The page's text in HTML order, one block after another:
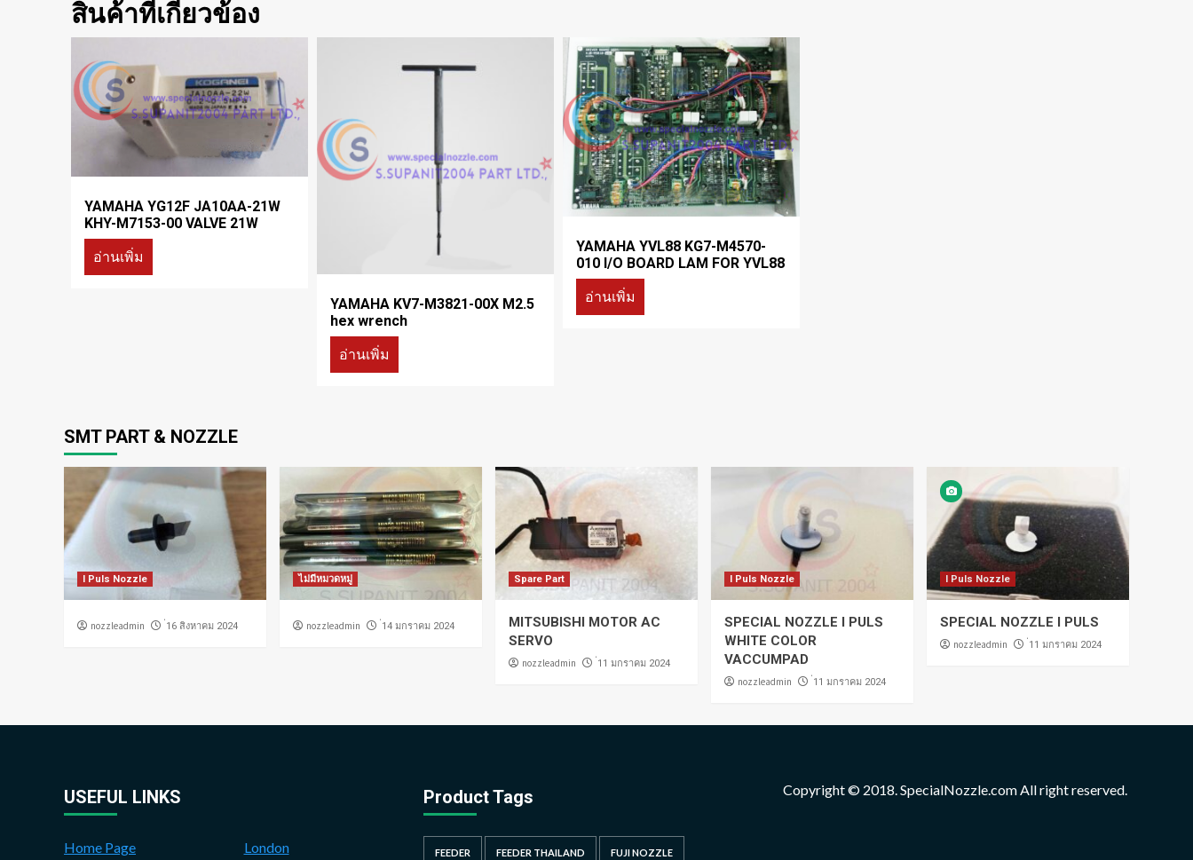
สินค้าที่เกี่ยวข้อง
YAMAHA YG12F JA10AA-21W
KHY-M7153-00 VALVE 21W
อ่านเพิ่ม
YAMAHA KV7-M3821-00X M2.5
hex wrench
อ่านเพิ่ม
YAMAHA YVL88 KG7-M4570-
010 I/O BOARD LAM FOR YVL88
อ่านเพิ่ม
SMT PART & NOZZLE
I Puls Nozzle
nozzleadmin ่16 สิงหาคม 2024
ไม่มีหมวดหมู่
nozzleadmin ่14 มกราคม 2024
Spare Part
MITSUBISHI MOTOR AC
SERVO
nozzleadmin ่11 มกราคม 2024
I Puls Nozzle
SPECIAL NOZZLE I PULS
WHITE COLOR
VACCUMPAD
nozzleadmin ่11 มกราคม 2024
I Puls Nozzle
SPECIAL NOZZLE I PULS
nozzleadmin ่11 มกราคม 2024
USEFUL LINKS
Home Page
London
Product Tags
FEEDER FEEDER THAILAND FUJI NOZZLE
Copyright © 2018. SpecialNozzle.com All right reserved.